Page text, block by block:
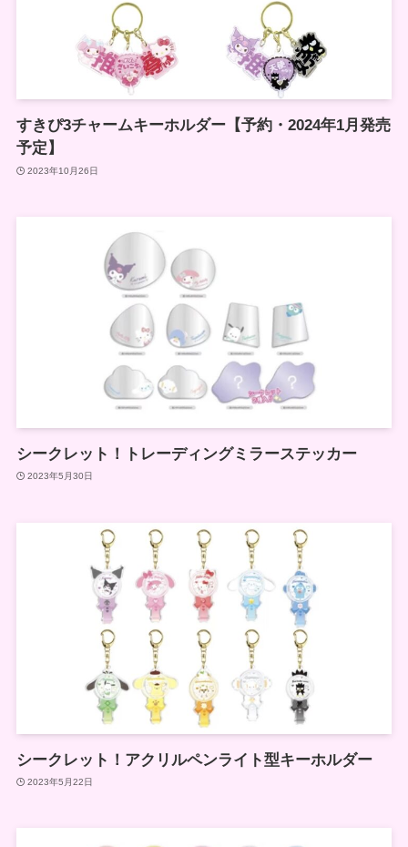
すきぴ3チャームキーホルダー【予約・2024年1月発売
予定】
2023年10月26日
シークレット！トレーディングミラーステッカー
2023年5月30日
シークレット！アクリルペンライト型キーホルダー
2023年5月22日